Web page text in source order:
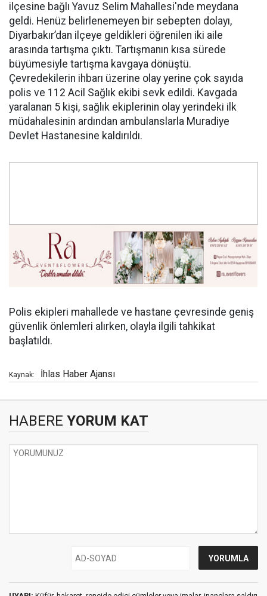
ilçesine bağlı Yavuz Selim Mahallesi'nde meydana
geldi. Henüz belirlenemeyen bir sebepten dolayı,
Diyarbakır’dan ilçeye geldikleri öğrenilen iki aile
arasında tartışma çıktı. Tartışmanın kısa sürede
büyümesiyle tartışma kavgaya dönüştü.
Çevredekilerin ihbarı üzerine olay yerine çok sayıda
polis ve 112 Acil Sağlık ekibi sevk edildi. Kavgada
yaralanan 5 kişi, sağlık ekiplerinin olay yerindeki ilk
müdahalesinin ardından ambulanslarla Muradiye
Devlet Hastanesine kaldırıldı.
Polis ekipleri mahallede ve hastane çevresinde geniş
güvenlik önlemleri alırken, olayla ilgili tahkikat
başlatıldı.
Kaynak: İhlas Haber Ajansı
HABERE YORUM KAT